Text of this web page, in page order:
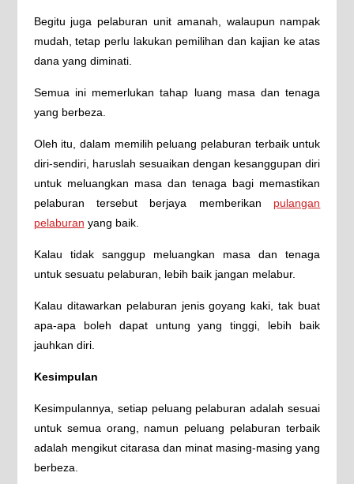
Begitu juga pelaburan unit amanah, walaupun nampak
mudah, tetap perlu lakukan pemilihan dan kajian ke atas
dana yang diminati.
Semua ini memerlukan tahap luang masa dan tenaga
yang berbeza.
Oleh itu, dalam memilih peluang pelaburan terbaik untuk
diri-sendiri, haruslah sesuaikan dengan kesanggupan diri
untuk meluangkan masa dan tenaga bagi memastikan
pelaburan tersebut berjaya memberikan pulangan
pelaburan yang baik.
Kalau tidak sanggup meluangkan masa dan tenaga
untuk sesuatu pelaburan, lebih baik jangan melabur.
Kalau ditawarkan pelaburan jenis goyang kaki, tak buat
apa-apa boleh dapat untung yang tinggi, lebih baik
jauhkan diri.
Kesimpulan
Kesimpulannya, setiap peluang pelaburan adalah sesuai
untuk semua orang, namun peluang pelaburan terbaik
adalah mengikut citarasa dan minat masing-masing yang
berbeza.